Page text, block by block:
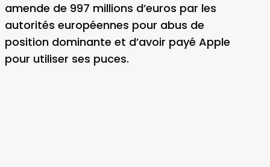
amende de 997 millions d’euros par les
autorités européennes pour abus de
position dominante et d’avoir payé Apple
pour utiliser ses puces.